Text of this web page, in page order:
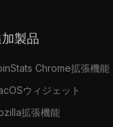
追加製品
Chrome拡張機能
ウィジェット
拡張機能